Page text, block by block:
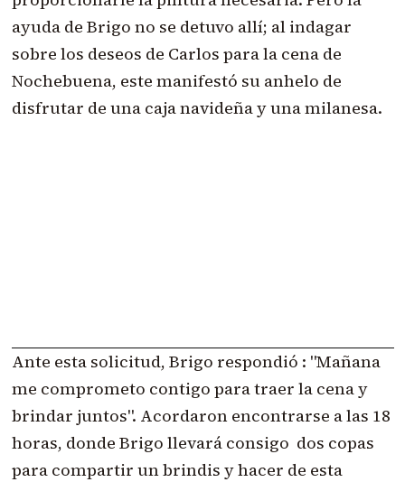
ayuda de Brigo no se detuvo allí; al indagar
sobre los deseos de Carlos para la cena de
Nochebuena, este manifestó su anhelo de
disfrutar de una caja navideña y una milanesa.
Ante esta solicitud, Brigo respondió : "Mañana
me comprometo contigo para traer la cena y
brindar juntos". Acordaron encontrarse a las 18
horas, donde Brigo llevará consigo dos copas
para compartir un brindis y hacer de esta